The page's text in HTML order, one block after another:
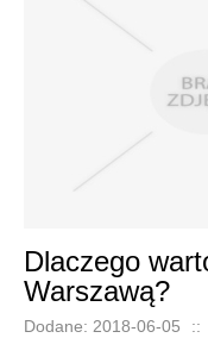
Dlaczego
Warszawą?
Dodane: 2018-06-05 ::